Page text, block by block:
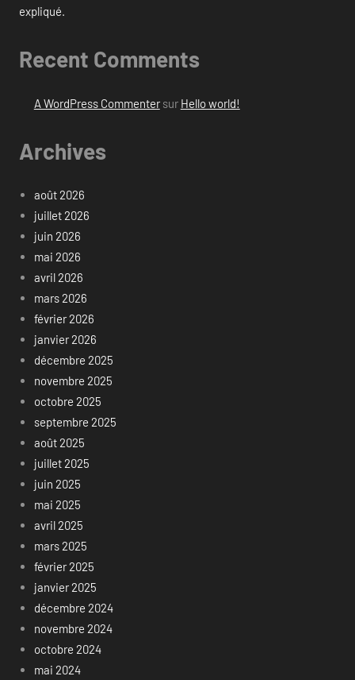
expliqué.
Recent Comments
A WordPress Commentersur Hello world!
Archives
août 2026
juillet 2026
juin 2026
mai 2026
avril 2026
mars 2026
février 2026
janvier 2026
décembre 2025
novembre 2025
octobre 2025
septembre 2025
août 2025
juillet 2025
juin 2025
mai 2025
avril 2025
mars 2025
février 2025
janvier 2025
décembre 2024
novembre 2024
octobre 2024
mai 2024